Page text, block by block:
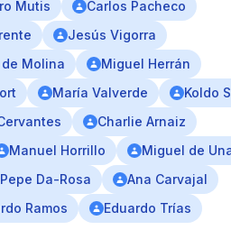
Mutis
Carlos Pacheco
Jesús Vigorra
Molina
Miguel Herrán
María Valverde
Koldo
Charlie Arnaiz
Manuel Horrillo
Miguel de
Pepe Da-Rosa
Ana Carvajal
Ramos
Eduardo Trías